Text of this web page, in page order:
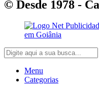
© Desde 1978 -
Menu
Categorias